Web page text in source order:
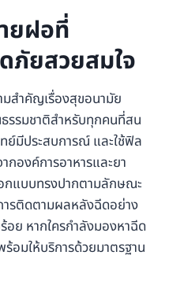
ยฝอที่
ภัยสวยสมใจ
มสำคัญเรื่องสุขอนามัย
รรมชาติสำหรับทุกคนที่สน
มีประสบการณ์ และใช้ฟิล
องค์การอาหารและยา
กแบบทรงปากตามลักษณะ
รติดตามผลหลังฉีดอย่าง
อย หากใครกำลังมองหาฉีด
อมให้บริการด้วยมาตรฐาน